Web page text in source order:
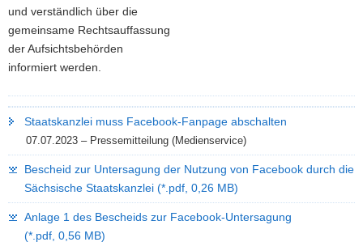
und verständlich über die
gemeinsame Rechtsauffassung
der Aufsichtsbehörden
informiert werden.
Staatskanzlei muss Facebook-Fanpage abschalten
07.07.2023 – Pressemitteilung (Medienservice)
Bescheid zur Untersagung der Nutzung von Facebook durch die
Sächsische Staatskanzlei (*.pdf, 0,26 MB)
Anlage 1 des Bescheids zur Facebook-Untersagung
(*.pdf, 0,56 MB)